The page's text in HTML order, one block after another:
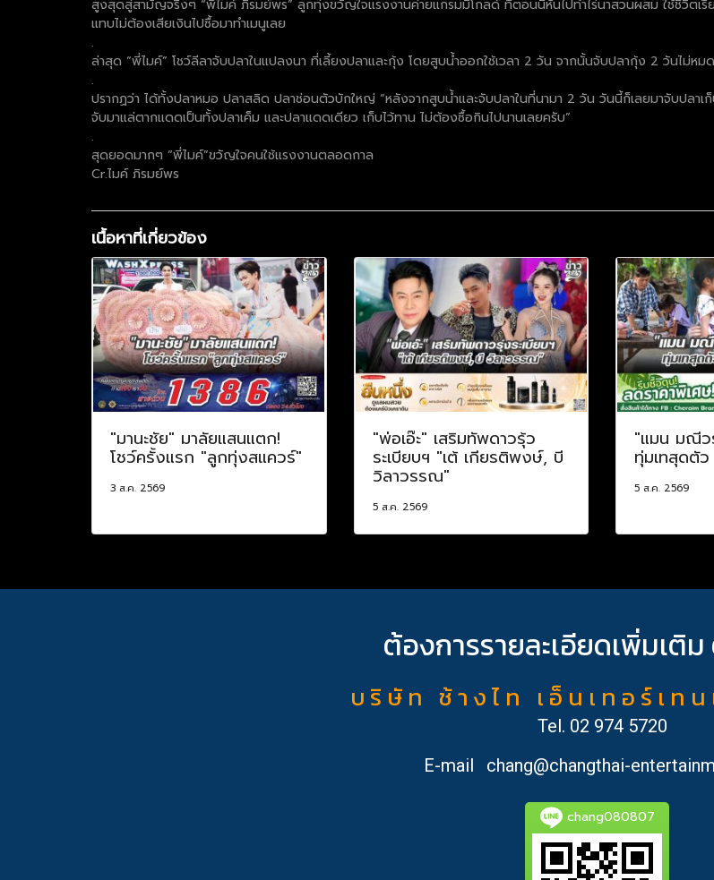
สูงสุดสู่สามัญจริงๆ “พี่ไมค์ ภิรมย์พร” ลูกทุ่งขวัญใจแรงงานค่ายแกรมมี่โกลด์ ที่ตอนนี้หันไปทำไร่นาสวนผสม ใช้ชีวิต
แทบไม่ต้องเสียเงินไปซื้อมาทำเมนูเลย
.
ล่าสุด “พี่ไมค์” โชว์ลีลาจับปลาในแปลงนา ที่เลี้ยงปลาและกุ้ง โดยสูบน้ำออกใช้เวลา 2 วัน จากนั้นจับปลากุ้ง 2 วันไม่ห
.
ปรากฏว่า ได้ทั้งปลาหมอ ปลาสลิด ปลาช่อนตัวบักใหญ่ “หลังจากสูบน้ำและจับปลาในที่นามา 2 วัน วันนี้ก็เลยมาจับปลา
จับมาแล่ตากแดดเป็นทั้งปลาเค็ม และปลาแดดเดียว เก็บไว้ทาน ไม่ต้องซื้อกินไปนานเลยครับ”
.
สุดยอดมากๆ “พี่ไมค์”ขวัญใจคนใช้แรงงานตลอดกาล
Cr.ไมค์ ภิรมย์พร
เนื้อหาที่เกี่ยวข้อง
"มานะชัย" มาลัยแสนแตก!
โชว์ครั้งแรก "ลูกทุ่งสแควร์"
3 ส.ค. 2569
"พ่อเอ๊ะ" เสริมทัพดาวรุ้ว
ระเบียบฯ "เต้ เกียรติพงษ์, บี
วิลาวรรณ"
5 ส.ค. 2569
"แมน มณี
ทุ่มเทสุดตั
5 ส.ค. 2569
ต้องการรายละเอียดเพิ่มเติ
บ ริ ษั ท ช้ า ง ไ ท เ อ็ น เ ท อ ร์ เ ท
Tel. 02 974 5720
E-mail
chang@changthai-
chang080807